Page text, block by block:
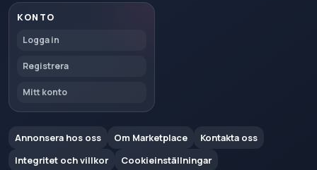
KONTO
Logga in
Registrera
Mitt konto
Annonsera hos oss Om Marketplace
Kontakta oss
Integritet och villkor
Cookieinställningar